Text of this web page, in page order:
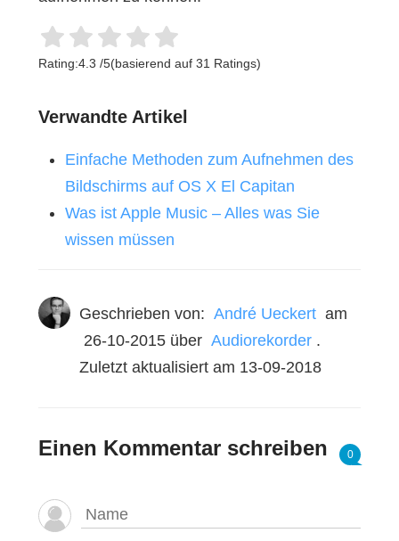
Rating:4.3 /5(basierend auf 31 Ratings)
Verwandte Artikel
Einfache Methoden zum Aufnehmen des
Bildschirms auf OS X El Capitan
Was ist Apple Music – Alles was Sie
wissen müssen
Geschrieben von: André Ueckert am
26-10-2015über Audiorekorder .
Zuletzt aktualisiert am 13-09-2018
Einen Kommentar schreiben 0